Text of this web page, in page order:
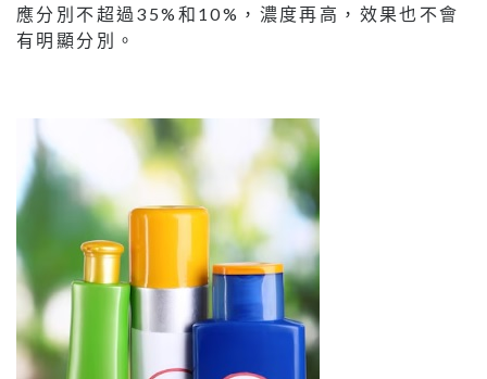
應分別不超過35%和10%，濃度再高，效果也不會
有明顯分別。